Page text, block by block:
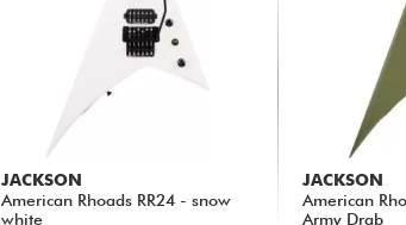
JACKSON
American Rhoads RR24 - snow
white
JACKSON
American
Army Drab